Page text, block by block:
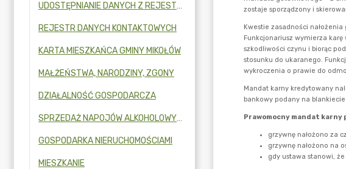
UDOSTĘPNIANIE DANYCH Z REJESTRU PESEL ORAZ REJESTRU MIESZKAŃCÓW
REJESTR DANYCH KONTAKTOWYCH
KARTA MIESZKAŃCA GMINY MIKOŁÓW
MAŁŻEŃSTWA, NARODZINY, ZGONY
DZIAŁALNOŚĆ GOSPODARCZA
SPRZEDAŻ NAPOJÓW ALKOHOLOWYCH
GOSPODARKA NIERUCHOMOŚCIAMI
MIESZKANIE